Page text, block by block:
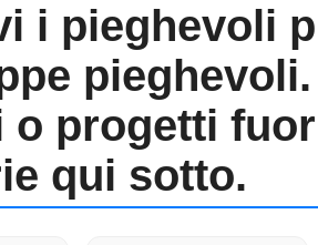
i pieghevoli
o progetti
qui sotto.